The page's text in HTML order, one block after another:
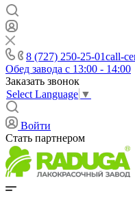
8 (727) 250-25-01call-
Обед завода с 13:00 - 14:00
Заказать звонок
Select Language ▼
Войти
Стать партнером